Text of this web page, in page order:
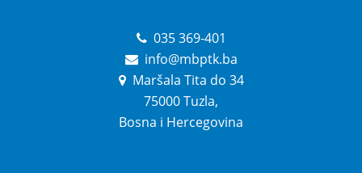
035 369-401
info@mbptk.ba
Maršala Tita do 34
75000 Tuzla,
Bosna i Hercegovina